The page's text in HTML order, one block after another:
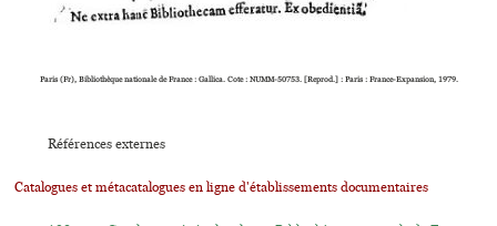
Paris (Fr), Bibliothèque nationale de France : Gallica. Cote : NUMM-50753. [Reprod.] : Paris : France-Expansion, 1979.
Références externes
Catalogues et métacatalogues en ligne d'établissements documentaires